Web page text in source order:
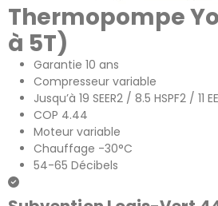
Thermopompe
à 5T)
Garantie 10 ans
Compresseur variable
Jusqu’à 19 SEER2 / 8.5 HSPF2 / 11
COP 4.44
Moteur variable
Chauffage -30°C
54-65 Décibels